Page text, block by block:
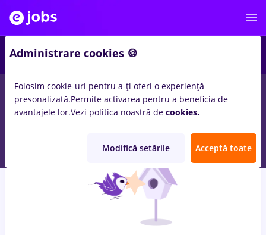
locuri de muncacu salarii consultantainTimisoara
Student, Entry-Level (< 2 ani)inTransport / Distributie, IT /
Telecom
Administrare cookies 🍪
Folosim cookie-uri pentru a-ți oferi o experiență
presonalizată.Permite activarea pentru a beneficia de
avantajele lor.Vezi politica noastră de cookies.
Modifică setările Acceptă toate